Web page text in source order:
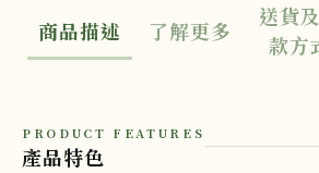
商品描述 了解更多
送貨
款方
PRODUCT FEATURES
產品特色